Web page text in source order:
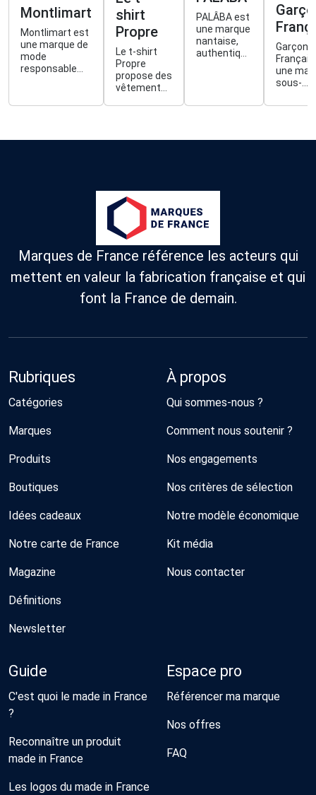
Montlimart
Montlimart est
une marque de
mode
responsable
vêtements,
pour homme
recyclées) et
qui parraine
des abeilles de
la région
shirt
Propre
Le t-shirt
Propre
propose des
vêtements
PALÂBA est
une marque
nantaise,
authentique
Garçon
une
sous-
maillots
pour
à
Marques de France référence les acteurs qui
mettent en valeur la fabrication française et qui
font la France de demain.
Rubriques
Catégories
Marques
Produits
Boutiques
Idées cadeaux
Notre carte de France
Magazine
Définitions
Newsletter
À propos
Qui sommes-nous ?
Comment nous soutenir ?
Nos engagements
Nos critères de sélection
Notre modèle économique
Kit média
Nous contacter
Guide
C'est quoi le made in France
?
Reconnaître un produit
made in France
Les logos du made in France
Espace pro
Référencer ma marque
Nos offres
FAQ